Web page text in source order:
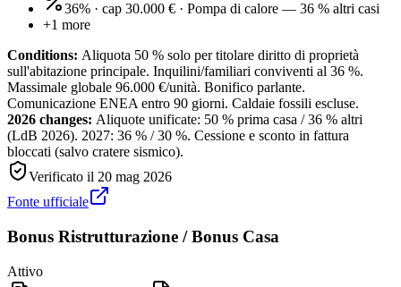
36% · cap 30.000 € · Pompa di calore — 36 % altri casi
+1 more
Conditions: Aliquota 50 % solo per titolare diritto di proprietà
sull'abitazione principale. Inquilini/familiari conviventi al 36 %.
Massimale globale 96.000 €/unità. Bonifico parlante.
Comunicazione ENEA entro 90 giorni. Caldaie fossili escluse.
2026 changes: Aliquote unificate: 50 % prima casa / 36 % altri
(LdB 2026). 2027: 36 % / 30 %. Cessione e sconto in fattura
bloccati (salvo cratere sismico).
Verificato il 20 mag 2026
Fonte ufficiale
Bonus Ristrutturazione / Bonus Casa
Attivo